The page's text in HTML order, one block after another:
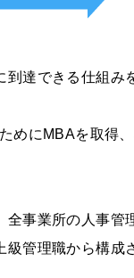
達できる仕組み
めにMBAを取得
事業所の人事管
管理職から構成